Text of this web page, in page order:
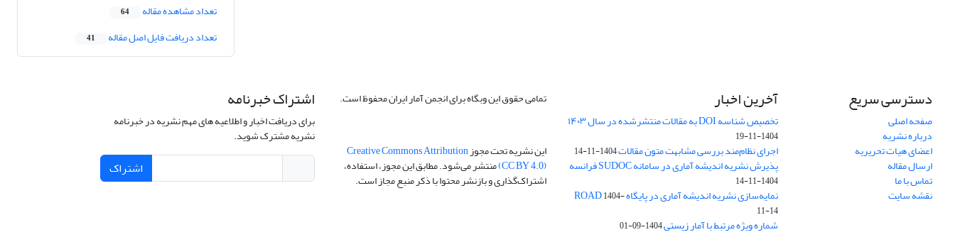
تعداد مشاهده مقاله 64
تعداد دریافت فایل اصل مقاله 41
دسترسی سریع
صفحه اصلی
درباره نشریه
اعضای هیات تحریریه
ارسال مقاله
تماس با ما
نقشه سایت
آخرین اخبار
تخصیص شناسه DOI به مقالات منتشرشده در سال ۱۴۰۳
1404-11-19
اجرای نظام‌مند بررسی مشابهت متون مقالات1404-11-14
پذیرش نشریه اندیشه آماری در سامانه SUDOC فرانسه
1404-11-14
نمایه‌سازی نشریه اندیشه آماری در پایگاه ROAD1404-
11-14
شماره ویژه مرتبط با آمار زیستی1404-09-01
تمامی حقوق این وبگاه برای انجمن آمار ایران محفوظ است.
این نشریه تحت مجوزCreative Commons Attribution
(CC BY 4.0)منتشر می‌شود. مطابق این مجوز، استفاده،
اشتراک‌گذاری و بازنشر محتوا با ذکر منبع مجاز است.
اشتراک خبرنامه
برای دریافت اخبار و اطلاعیه های مهم نشریه در خبرنامه
نشریه مشترک شوید.
اشتراک